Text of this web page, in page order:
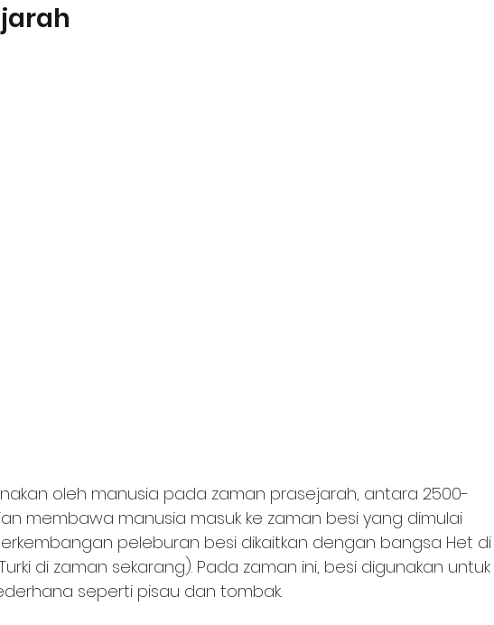
oleh manusia pada zaman prasejarah, antara 2500-
membawa manusia masuk ke zaman besi yang dimulai
peleburan besi dikaitkan dengan bangsa Het di
di zaman sekarang). Pada zaman ini, besi digunakan untuk
seperti pisau dan tombak.